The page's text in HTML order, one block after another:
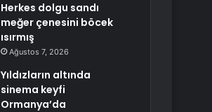
Herkes dolgu sandı
meğer çenesini böcek
ısırmış
Ağustos 7, 2026
Yıldızların altında
sinema keyfi
Ormanya’da